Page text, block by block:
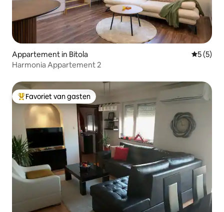
Appartement in Bitola
5 (5)
Harmonia Appartement 2
Topfavoriet van gasten
Favoriet van gasten